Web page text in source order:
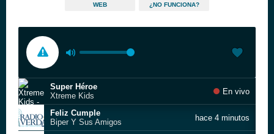
WEB ¿NO FUNCIONA?
Super Héroe
Xtreme Kids
En vivo
Feliz Cumple
Biper Y Sus Amigos
hace 4 minutos